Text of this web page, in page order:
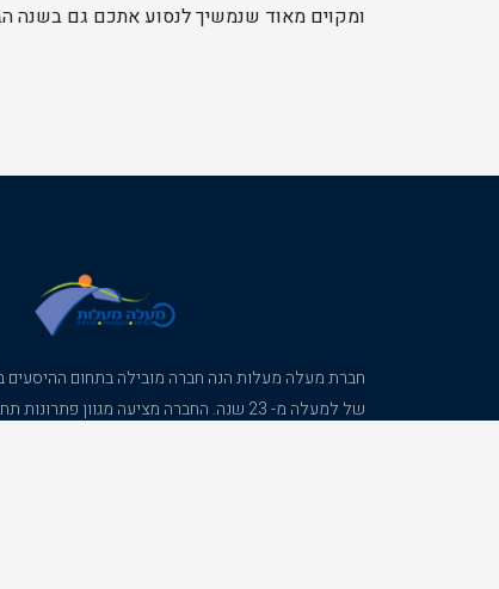
ומקוים מאוד שנמשיך לנסוע אתכם גם בשנה
חברת מעלה מעלות הנה חברה מובילה בתחום ההיסעים
של למעלה מ- 23 שנה. החברה מציעה מגוון